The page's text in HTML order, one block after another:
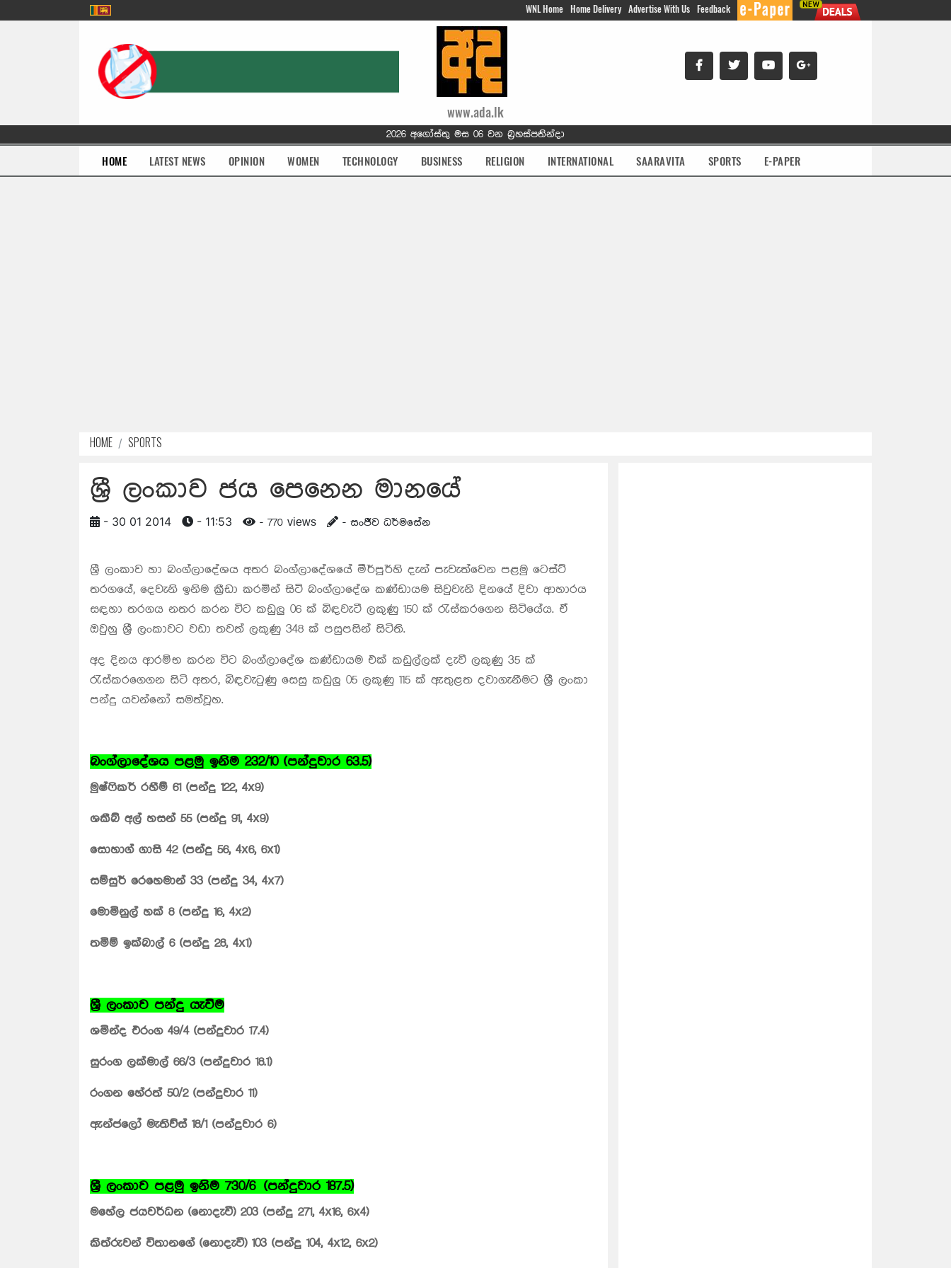
WNL Home Home Delivery Advertise With Us Feedback
www.ada.lk
2026 අගෝස්තු මස 06 වන බ්‍රහස්පතින්දා
HOME(current)LATEST NEWS OPINION WOMEN TECHNOLOGY BUSINESS RELIGION INTERNATIONAL SAARAVITA SPORTS E-PAPER
HOME SPORTS
ශ්‍රී ලංකාව ජය පෙනෙන මානයේ
- 30 01 2014 - 11:53 - 770 views - සංජීව ධර්මසේන
ශ්‍රී ලංකාව හා බංග්ලාදේශය අතර බංග්ලාදේශයේ මීර්පූර්හි දැන් පැවැත්වෙන පළමු ටෙස්ට්
තරගයේ, දෙවැනි ඉනිම ක්‍රීඩා කරමින් සිටි බංග්ලාදේශ කණ්ඩායම සිවුවැනි දිනයේ දිවා ආහාරය
සඳහා තරගය නතර කරන විට කඩුලු 06 ක් බිඳවැටී ලකුණු 150 ක් රැස්කරගෙන සිටියේය. ඒ
ඔවුහු ශ්‍රී ලංකාවට වඩා තවත් ලකුණු 348 ක් පසුපසින් සිටිති.
අද දිනය ආරම්භ කරන විට බංග්ලාදේශ කණ්ඩායම එක් කඩුල්ලක් දැවී ලකුණු 35 ක්
රැස්කරගෙගන සිටි අතර, බිඳවැටුණු සෙසු කඩුලු 05 ලකුණු 115 ක් ඇතුළත දවාගැනීමට ශ්‍රී ලංකා
පන්දු යවන්නෝ සමත්වූහ.
බංග්ලාදේශය පළමු ඉනිම ‍232/10 (පන්දුවාර 63.5)
මුෂ්ෆිකර් රහීම් 61 (පන්දු 122, 4x9)
ශකීබ් අල් හසන් 55 (පන්දු 91, 4x9)
සොහාග් ගාසි 42 (පන්දු 56, 4x6, 6x1)
සම්සුර් රෙහෙමාන් 33 (පන්දු 34, 4x7)
මොමිනුල් හක් 8 (පන්දු 16, 4x2)
තමිම් ඉක්බාල් 6 (පන්දු 28, 4x1)
ශ්‍රී ලංකාව පන්දු යැවීම
ශමින්ද එරංග 49/4 (පන්දුවාර 17.4)
සුරංග ලක්මාල් 66/3 (පන්දුවාර 18.1)
රංගන හේරත් 50/2 (පන්දුවාර 11)
ඇන්ජලෝ මැතිව්ස් 18/1 (පන්දුවාර 6)
ශ්‍රී ලංකාව පළමු ඉනිම 730/6 (පන්දුවාර 187.5)
මහේල ජයවර්ධන (නොදැවී) 203 (පන්දු 271, 4x16, 6x4)
කිත්රුවන් විතානගේ (නොදැවී) 103 (පන්දු 104, 4x12, 6x2)